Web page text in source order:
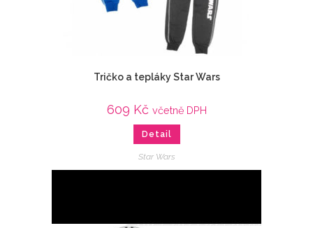
Tričko a tepláky Star Wars
609 Kč včetně DPH
Detail
Star Wars